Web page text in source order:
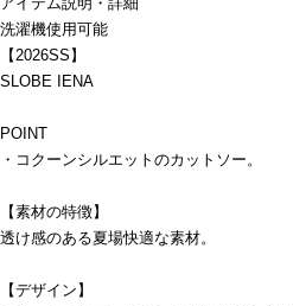
洗濯機使用可能
【2026SS】
SLOBE IENA
POINT
・コクーンシルエットのカットソー。
【素材の特徴】
透け感のある夏場快適な素材。
【デザイン】